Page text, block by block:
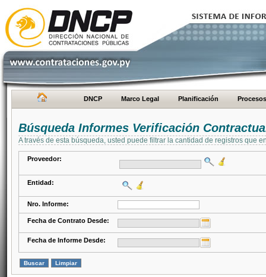
DNCP Marco Legal Planificación Procesos
Búsqueda Informes Verificación
A través de esta búsqueda, usted puede filtrar la cantidad de registros que
Proveedor:
Entidad:
Nro. Informe:
Fecha de Contrato Desde:
Fecha de Informe Desde: